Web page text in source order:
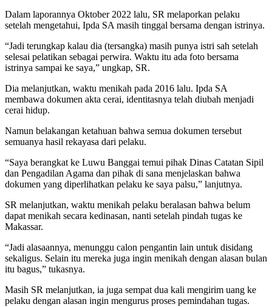
Dalam laporannya Oktober 2022 lalu, SR melaporkan pelaku
setelah mengetahui, Ipda SA masih tinggal bersama dengan istrinya.
“Jadi terungkap kalau dia (tersangka) masih punya istri sah setelah
selesai pelatikan sebagai perwira. Waktu itu ada foto bersama
istrinya sampai ke saya,” ungkap, SR.
Dia melanjutkan, waktu menikah pada 2016 lalu. Ipda SA
membawa dokumen akta cerai, identitasnya telah diubah menjadi
cerai hidup.
Namun belakangan ketahuan bahwa semua dokumen tersebut
semuanya hasil rekayasa dari pelaku.
“Saya berangkat ke Luwu Banggai temui pihak Dinas Catatan Sipil
dan Pengadilan Agama dan pihak di sana menjelaskan bahwa
dokumen yang diperlihatkan pelaku ke saya palsu,” lanjutnya.
SR melanjutkan, waktu menikah pelaku beralasan bahwa belum
dapat menikah secara kedinasan, nanti setelah pindah tugas ke
Makassar.
“Jadi alasaannya, menunggu calon pengantin lain untuk disidang
sekaligus. Selain itu mereka juga ingin menikah dengan alasan bulan
itu bagus,” tukasnya.
Masih SR melanjutkan, ia juga sempat dua kali mengirim uang ke
pelaku dengan alasan ingin mengurus proses pemindahan tugas.